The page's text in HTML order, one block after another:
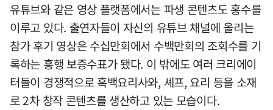
유튜브와 같은 영상 플랫폼에서는 파생 콘텐츠도 홍수를
이루고 있다. 출연자들이 자신의 유튜브 채널에 올리는
참가 후기 영상은 수십만회에서 수백만회의 조회수를 기
록하는 흥행 보증수표가 됐다. 이 밖에도 여러 크리에이
터들이 경쟁적으로 흑백요리사와, 셰프, 요리 등을 소재
로 2차 창작 콘텐츠를 생산하고 있는 모습이다.